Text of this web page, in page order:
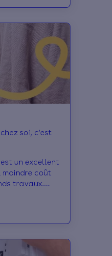
Calculeo, vous
à ce sujet.
soi, c’est
un excellent
moindre coût
travaux.